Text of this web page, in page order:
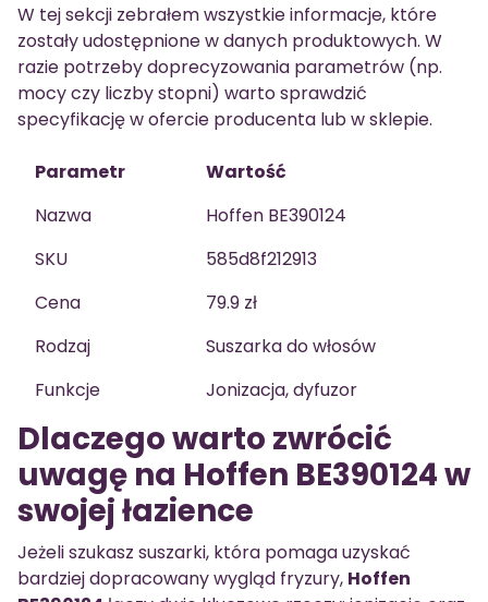
W tej sekcji zebrałem wszystkie informacje, które
zostały udostępnione w danych produktowych. W
razie potrzeby doprecyzowania parametrów (np.
mocy czy liczby stopni) warto sprawdzić
specyfikację w ofercie producenta lub w sklepie.
Parametr
Wartość
Nazwa
Hoffen BE390124
SKU
585d8f212913
Cena
79.9 zł
Rodzaj
Suszarka do włosów
Funkcje
Jonizacja, dyfuzor
Dlaczego warto zwrócić
uwagę na Hoffen BE390124 w
swojej łazience
Jeżeli szukasz suszarki, która pomaga uzyskać
bardziej dopracowany wygląd fryzury, Hoffen